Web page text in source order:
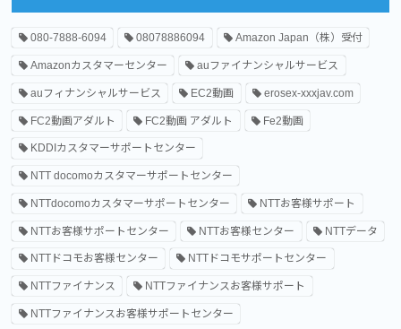
080-7888-6094 08078886094 Amazon Japan（株）受付
Amazonカスタマーセンター auファイナンシャルサービス
auフィナンシャルサービス EC2動画 erosex-xxxjav.com
FC2動画アダルト FC2動画 アダルト Fe2動画
KDDIカスタマーサポートセンター
NTT docomoカスタマーサポートセンター
NTTdocomoカスタマーサポートセンター NTTお客様サポート
NTTお客様サポートセンター NTTお客様センター NTTデータ
NTTドコモお客様センター NTTドコモサポートセンター
NTTファイナンス NTTファイナンスお客様サポート
NTTファイナンスお客様サポートセンター